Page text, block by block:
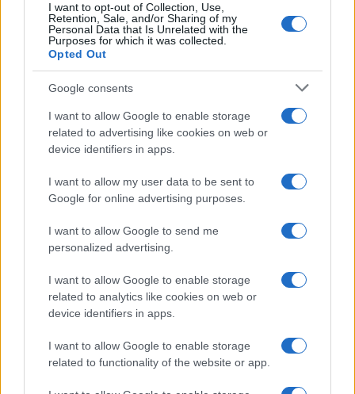
I want to opt-out of Collection, Use,
Retention, Sale, and/or Sharing of my
Personal Data that Is Unrelated with the
Purposes for which it was collected.
Opted Out
Google consents
I want to allow Google to enable storage
related to advertising like cookies on web or
device identifiers in apps.
I want to allow my user data to be sent to
Google for online advertising purposes.
I want to allow Google to send me
personalized advertising.
I want to allow Google to enable storage
related to analytics like cookies on web or
device identifiers in apps.
I want to allow Google to enable storage
related to functionality of the website or app.
daGoogle News
Condividi l'articolo
F
a
ce
b
o
o
k
T
w
it
te
r
Pi
n
te
re
st
W
h
at
s
A
p
p
S
a
re
Articolo precedente
Prossimo articolo
Sangue, musica e solidarietà con Avis Olbia al